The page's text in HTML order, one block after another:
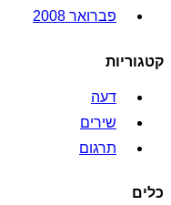
פברואר 2008
קטגוריות
דעה
שירים
תרגום
כלים